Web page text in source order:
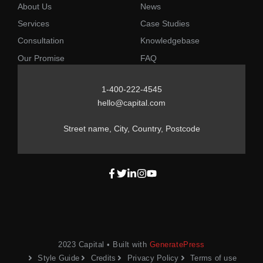
About Us
Services
Consultation
Our Promise
News
Case Studies
Knowledgebase
FAQ
1-400-222-4545
hello@capital.com
Street name, City, Country, Postcode
2023 Capital • Built with GeneratePress
Style Guide
Credits Privacy Policy Terms of use